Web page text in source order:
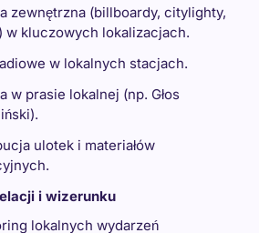
zewnętrzna (billboardy, citylighty,
w kluczowych lokalizacjach.
w lokalnych stacjach.
w prasie lokalnej (np. Głos
ulotek i materiałów
i wizerunku
lokalnych wydarzeń